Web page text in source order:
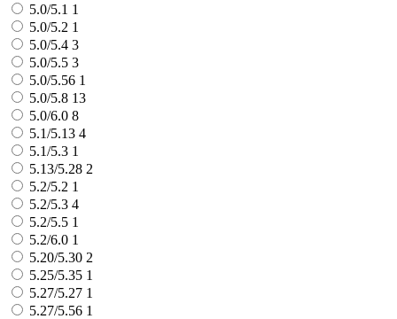
5.0/5.1 1
5.0/5.2 1
5.0/5.4 3
5.0/5.5 3
5.0/5.56 1
5.0/5.8 13
5.0/6.0 8
5.1/5.13 4
5.1/5.3 1
5.13/5.28 2
5.2/5.2 1
5.2/5.3 4
5.2/5.5 1
5.2/6.0 1
5.20/5.30 2
5.25/5.35 1
5.27/5.27 1
5.27/5.56 1